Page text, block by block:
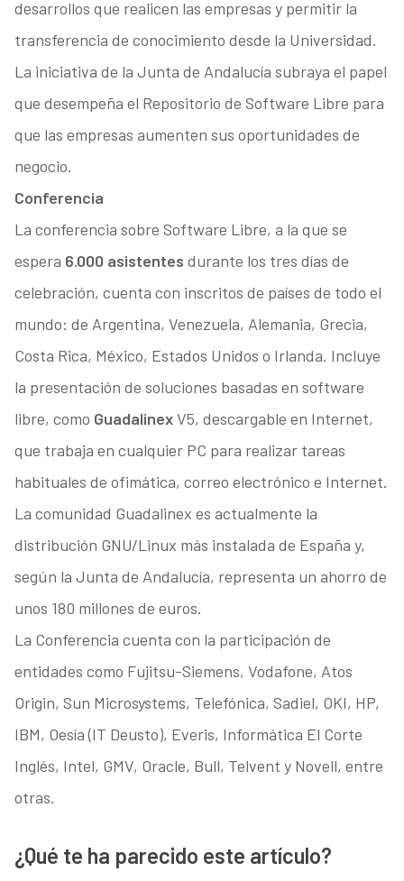
desarrollos que realicen las empresas y permitir la
transferencia de conocimiento desde la Universidad.
La iniciativa de la Junta de Andalucía subraya el papel
que desempeña el Repositorio de Software Libre para
que las empresas aumenten sus oportunidades de
negocio.
Conferencia
La conferencia sobre Software Libre, a la que se
espera 6.000 asistentes durante los tres días de
celebración, cuenta con inscritos de países de todo el
mundo: de Argentina, Venezuela, Alemania, Grecia,
Costa Rica, México, Estados Unidos o Irlanda. Incluye
la presentación de soluciones basadas en software
libre, como GuadalinexV5, descargable en Internet,
que trabaja en cualquier PC para realizar tareas
habituales de ofimática, correo electrónico e Internet.
La comunidad Guadalinex es actualmente la
distribución GNU/Linux más instalada de España y,
según la Junta de Andalucía, representa un ahorro de
unos 180 millones de euros.
La Conferencia cuenta con la participación de
entidades como Fujitsu-Siemens, Vodafone, Atos
Origin, Sun Microsystems, Telefónica, Sadiel, OKI, HP,
IBM, Oesía (IT Deusto), Everis, Informática El Corte
Inglés, Intel, GMV, Oracle, Bull, Telvent y Novell, entre
otras.
¿Qué te ha parecido este artículo?